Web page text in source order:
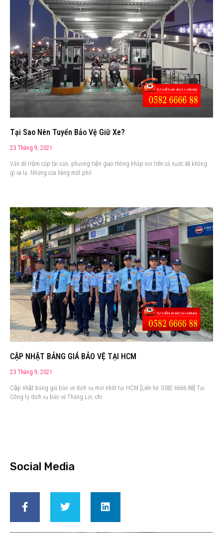
Tại Sao Nên Tuyển Bảo Vệ Giữ Xe?
23 Tháng 9, 2021
Vấn đề trộm cắp tài sản, phương tiện giao thông khắp nơi trên cả nước đã không
gì xa lạ. Những cửa hàng mặt phố
CẬP NHẬT BẢNG GIÁ BẢO VỆ TẠI HCM
23 Tháng 9, 2021
Cập nhật bảng giá bảo vệ dịch vụ mới nhất tại HCM [Liên hệ: 0582.6666.88] Tại
Công ty dịch vụ bảo vệ Thắng Lợi, chi
Social Media